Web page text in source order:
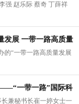
强 赵乐际 蔡奇 丁薛祥
发展 一带一路高质量
的“一带一路高质量发展
一带一路”国际科
兼秘书长崔一婷女士一